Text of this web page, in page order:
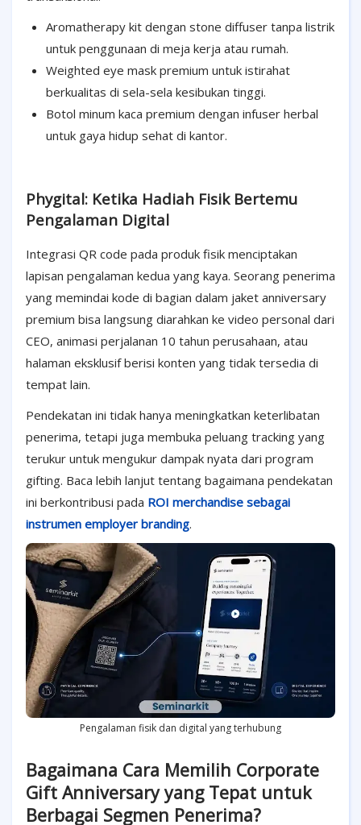
Aromatherapy kit dengan stone diffuser tanpa listrik
untuk penggunaan di meja kerja atau rumah.
Weighted eye mask premium untuk istirahat
berkualitas di sela-sela kesibukan tinggi.
Botol minum kaca premium dengan infuser herbal
untuk gaya hidup sehat di kantor.
Phygital: Ketika Hadiah Fisik Bertemu
Pengalaman Digital
Integrasi QR code pada produk fisik menciptakan
lapisan pengalaman kedua yang kaya. Seorang penerima
yang memindai kode di bagian dalam jaket anniversary
premium bisa langsung diarahkan ke video personal dari
CEO, animasi perjalanan 10 tahun perusahaan, atau
halaman eksklusif berisi konten yang tidak tersedia di
tempat lain.
Pendekatan ini tidak hanya meningkatkan keterlibatan
penerima, tetapi juga membuka peluang tracking yang
terukur untuk mengukur dampak nyata dari program
gifting. Baca lebih lanjut tentang bagaimana pendekatan
ini berkontribusi pada ROI merchandise sebagai
instrumen employer branding.
Pengalaman fisik dan digital yang terhubung
Bagaimana Cara Memilih Corporate
Gift Anniversary yang Tepat untuk
Berbagai Segmen Penerima?